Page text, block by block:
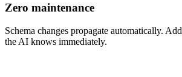
Zero maintenance
Schema changes propagate automatically.
the AI knows immediately.